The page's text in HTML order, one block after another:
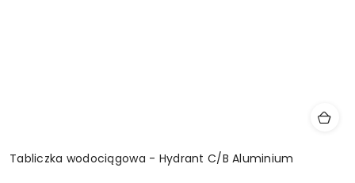
Tabliczka wodociągowa - Hydrant C/B Aluminium